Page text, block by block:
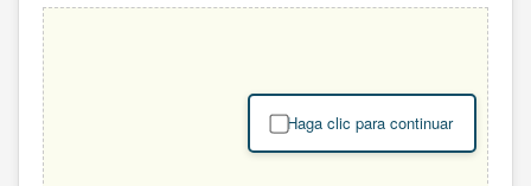
Haga clic para continuar